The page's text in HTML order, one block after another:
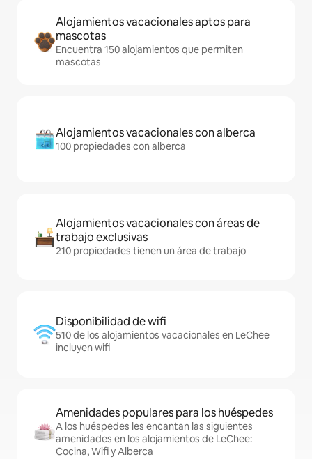
Alojamientos vacacionales aptos para
mascotas
Encuentra 150 alojamientos que permiten
mascotas
Alojamientos vacacionales con alberca
100 propiedades con alberca
Alojamientos vacacionales con áreas de
trabajo exclusivas
210 propiedades tienen un área de trabajo
Disponibilidad de wifi
510 de los alojamientos vacacionales en LeChee
incluyen wifi
Amenidades populares para los huéspedes
A los huéspedes les encantan las siguientes
amenidades en los alojamientos de LeChee:
Cocina, Wifi y Alberca